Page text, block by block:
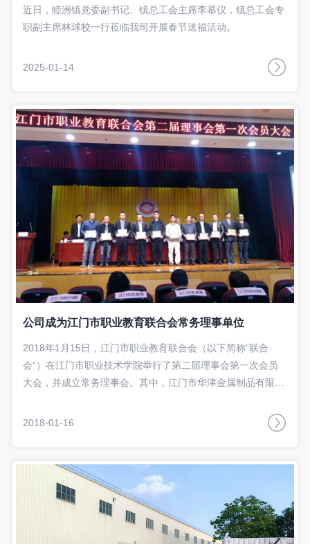
近日，睦洲镇党委副书记、镇总工会主席李慕仪，镇总工会专
职副主席林球校一行莅临我司开展春节送福活动。
2025-01-14
公司成为江门市职业教育联合会常务理事单位
2018年1月15日，江门市职业教育联合会（以下简称“联合
会”）在江门市职业技术学院举行了第二届理事会第一次会员
大会，并成立常务理事会。其中，江门市华津金属制品有限公
位。副总经理谢冠明作为我司代表当选为联合会副会长。
2018-01-16